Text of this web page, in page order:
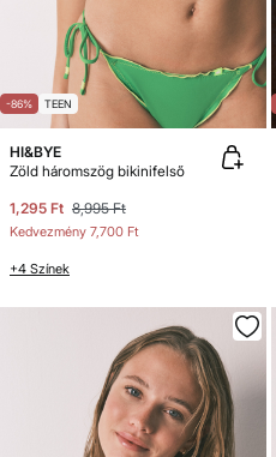
-86% TEEN
HI&BYE
Zöld háromszög bikinifelső
1,295 Ft 8,995 Ft
Kedvezmény 7,700 Ft
+4 Színek